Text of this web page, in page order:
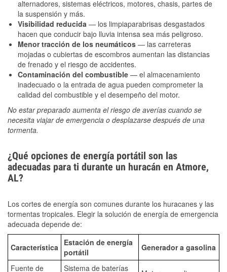
alternadores, sistemas eléctricos, motores, chasis, partes de
la suspensión y más.
Visibilidad reducida — los limpiaparabrisas desgastados
hacen que conducir bajo lluvia intensa sea más peligroso.
Menor tracción de los neumáticos — las carreteras
mojadas o cubiertas de escombros aumentan las distancias
de frenado y el riesgo de accidentes.
Contaminación del combustible — el almacenamiento
inadecuado o la entrada de agua pueden comprometer la
calidad del combustible y el desempeño del motor.
No estar preparado aumenta el riesgo de averías cuando se
necesita viajar de emergencia o desplazarse después de una
tormenta.
¿Qué opciones de energía portátil son las
adecuadas para ti durante un huracán en Atmore,
AL?
Los cortes de energía son comunes durante los huracanes y las
tormentas tropicales. Elegir la solución de energía de emergencia
adecuada depende de:
Característica
Estación de energía
portátil
Generador a gasolina
Fuente de Sistema de baterías